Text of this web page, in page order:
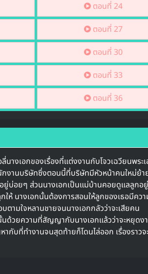
ตอนที่ 24
ตอนที่ 27
ตอนที่ 30
ตอนที่ 33
ตอนที่ 36
างเอกของเรื่องที่แต่งงานกับโจวเฉวียนพระ
กงานบริษัทซึ่งตอนนี้ที่บริษัทมีหัวหน้าคนใหม่ย้า
ยู่บ่อยๆ ส่วนนางเอกเป็นแม่บ้านคอยดูแลลูกอ
นางเอกนั้นต้องการสอนให้ลูกของเธอมีคว
ามใจหลานชายจนนางเอกกลัวว่าจะเสียคน
นด้วยความที่สัญญากับนางเอกแล้วว่าจะหยุดง
กับที่ทำงานจนสุดท้ายก็โดนไล่ออก เรื่องราวจ